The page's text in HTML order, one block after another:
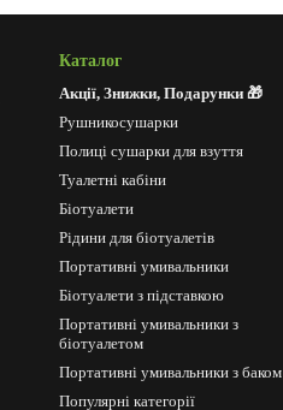
Каталог
Акції, Знижки, Подарунки 🎁
Рушникосушарки
Полиці сушарки для взуття
Туалетні кабіни
Біотуалети
Рідини для біотуалетів
Портативні умивальники
Біотуалети з підставкою
Портативні умивальники з
біотуалетом
Портативні умивальники з баком
Популярні категорії